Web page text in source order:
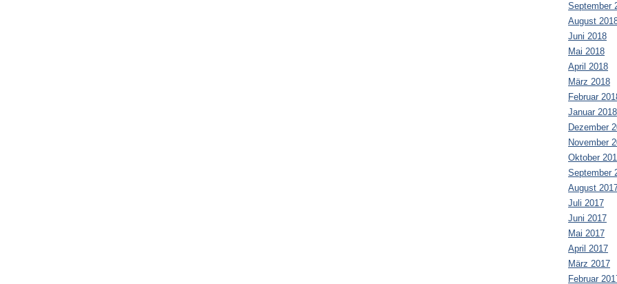
September
August
Juni 2018
Mai 2018
April 2018
März 2018
Februar
Januar 2018
Dezember
November
Oktober
September
August
Juli 2017
Juni 2017
Mai 2017
April 2017
März 2017
Februar